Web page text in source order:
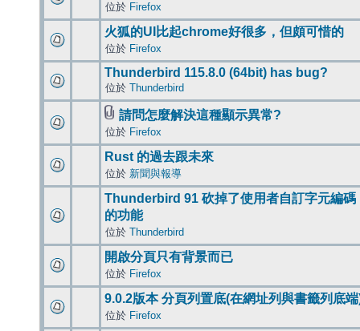
位於 Firefox
火狐的UI比起chrome好很多，但頗可惜的
位於 Firefox
Thunderbird 115.8.0 (64bit) has bug?
位於 Thunderbird
請問怎麼解決這種顯示異常?
位於 Firefox
Rust 的過去跟未來
位於 新聞與報導
Thunderbird 91 砍掉了使用者自訂字元編碼
的功能
位於 Thunderbird
開啟分頁只有背景而已
位於 Firefox
9.0.2版本 分頁列置底(在網址列與書籤列底
位於 Firefox